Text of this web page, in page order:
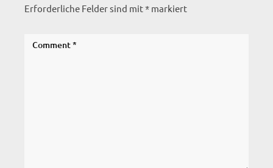
Erforderliche Felder sind mit* markiert